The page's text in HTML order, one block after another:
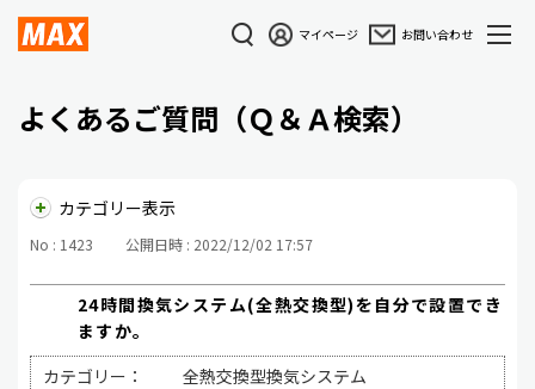
マイページ お問い合わせ
よくあるご質問（Ｑ＆Ａ検索）
カテゴリー表示
No : 1423 公開日時 : 2022/12/02 17:57
24時間換気システム(全熱交換型)を自分で設置でき
ますか。
カテゴリー：
全熱交換型換気システム